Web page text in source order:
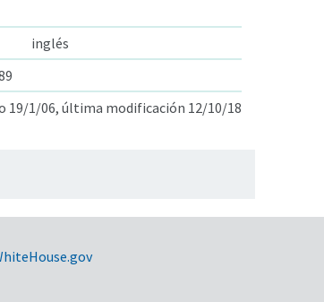
inglés
19/1/06, última modificación 12/10/18